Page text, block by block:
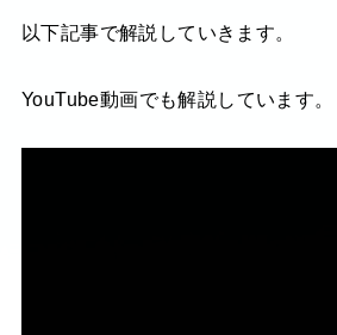
以下記事で解説していきます。
YouTube動画でも解説しています。